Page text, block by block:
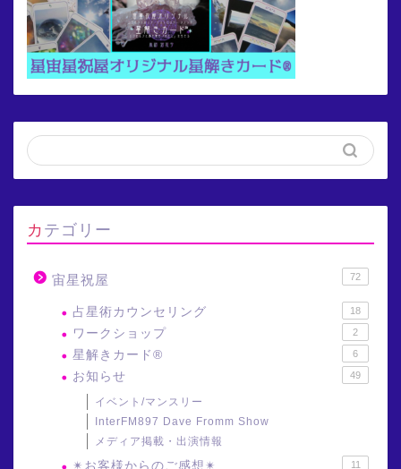
カテゴリー
宙星祝屋 72
占星術カウンセリング 18
ワークショップ 2
星解きカード® 6
お知らせ 49
イベント/マンスリー
InterFM897 Dave Fromm Show
メディア掲載・出演情報
✴︎お客様からのご感想✴︎ 11